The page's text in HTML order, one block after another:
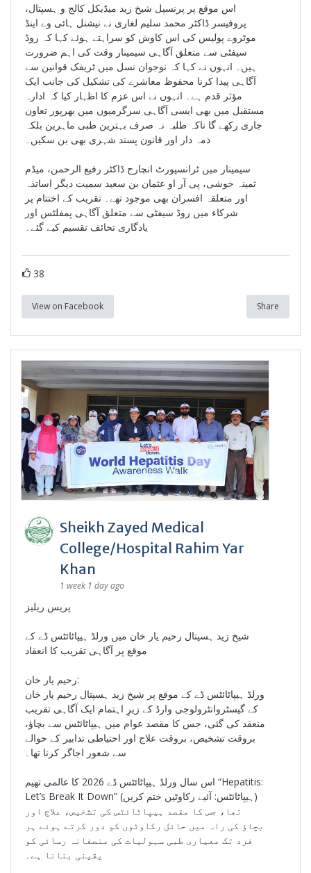
اس موقع پر پرنسپل شیخ زید میڈیکل کالج و ہسپتال،
پروفیسر ڈاکٹر محمد سلیم لغاری نے نیشنل ہائی وے اینڈ
موٹروے پولیس کی اس کاوش کو سراہتے ہوئے کہا کہ روڈ
سیفٹی سے متعلق آگاہی سیمینار وقت کی اہم ضرورت
ہیں۔ انہوں نے کہا کہ نوجوان نسل میں ٹریفک قوانین سے
آگاہی پیدا کرنا محفوظ معاشرے کی تشکیل کی جانب ایک
مؤثر قدم ہے۔ انہوں نے اس عزم کا اظہار کیا کہ ادارہ
مستقبل میں بھی ایسی آگاہی سرگرمیوں میں بھرپور تعاون
جاری رکھے گا تاکہ طلبہ نہ صرف بہترین طبی ماہرین بلکہ
ذمہ دار اور قانون پسند شہری بھی بن سکیں۔
سیمینار میں ٹرانسپورٹ انچارج ڈاکٹر رفیع الرحمن، میڈم
ثمینہ خوشی، پی آر او عثمان بن سعید سمیت دیگر اساتذہ
اور متعلقہ افسران بھی موجود تھے۔ تقریب کے اختتام پر
شرکاء میں روڈ سیفٹی سے متعلق آگاہی پمفلٹس اور
یادگاری تحائف تقسیم کیے گئے۔
38
View on Facebook Share
Sheikh Zayed Medical
College/Hospital Rahim Yar
Khan
1 week 1 day ago
پریس ریلیز
شیخ زید ہسپتال رحیم یار خان میں ورلڈ ہیپاٹائٹس ڈے کے
موقع پر آگاہی تقریب کا انعقاد
رحیم یار خان:
ورلڈ ہیپاٹائٹس ڈے کے موقع پر شیخ زید ہسپتال رحیم یار خان
کے گیسٹروانٹرولوجی وارڈ کے زیرِ اہتمام ایک آگاہی تقریب
منعقد کی گئی، جس کا مقصد عوام میں ہیپاٹائٹس سے بچاؤ،
بروقت تشخیص، بروقت علاج اور احتیاطی تدابیر کے حوالے
سے شعور اجاگر کرنا تھا۔
اس سال ورلڈ ہیپاٹائٹس ڈے 2026 کا عالمی تھیم “Hepatitis:
Let’s Break It Down” (ہیپاٹائٹس: آئیے رکاوٹیں ختم کریں)
تھا، جس کا مقصد ہیپاٹائٹس کی تشخیص، علاج اور
بچاؤ کی راہ میں حائل رکاوٹوں کو دور کرتے ہوئے ہر
فرد تک معیاری طبی سہولیات کی منصفانہ رسائی کو
یقینی بنانا ہے۔